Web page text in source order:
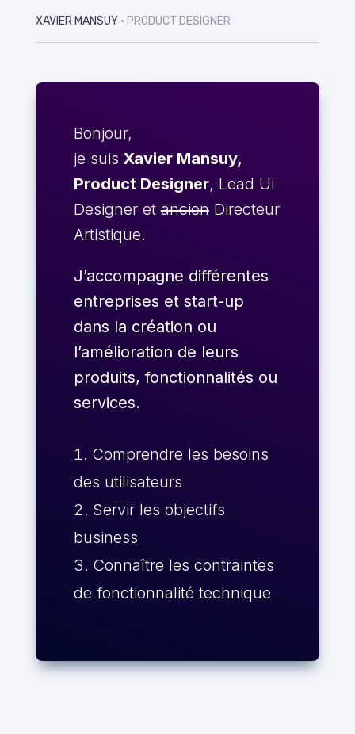
XAVIER MANSUY • PRODUCT DESIGNER
Bonjour,
je suis Xavier Mansuy,
Product Designer, Lead Ui
Designer etancienDirecteur
Artistique.
J’accompagne différentes
entreprises et start-up
dans la création ou
l’amélioration de leurs
produits, fonctionnalités ou
services.
Comprendre les besoins
des utilisateurs
Servir les objectifs
business
Connaître les contraintes
de fonctionnalité technique